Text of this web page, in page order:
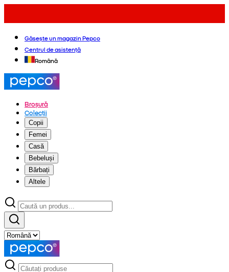
Găsește un magazin Pepco
Centrul de asistență
Română
Broșură
Colecții
Copii
Femei
Casă
Bebeluși
Bărbați
Altele